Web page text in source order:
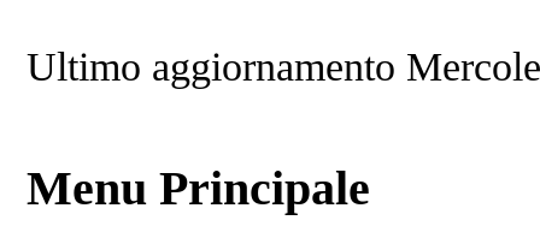
Ultimo aggiornamento
Menu Principale